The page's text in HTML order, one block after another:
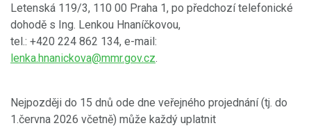
Letenská 119/3, 110 00 Praha 1, po předchozí telefonické
dohodě s Ing. Lenkou Hnaníčkovou,
tel.: +420 224 862 134, e-mail:
lenka.hnanickova@mmr.gov.cz.
Nejpozději do 15 dnů ode dne veřejného projednání (tj. do
1.června 2026 včetně) může každý uplatnit